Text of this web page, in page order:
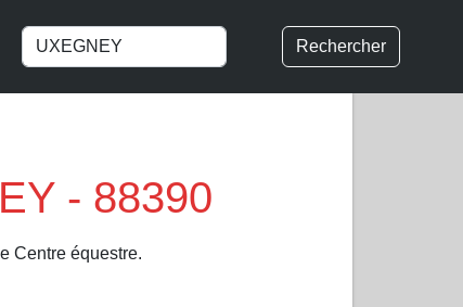
Rechercher
- 88390
Centre équestre.